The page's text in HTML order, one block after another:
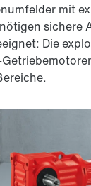
mit
sichere
Die